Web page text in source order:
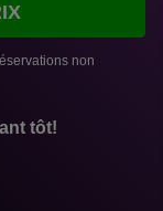
non
tôt!